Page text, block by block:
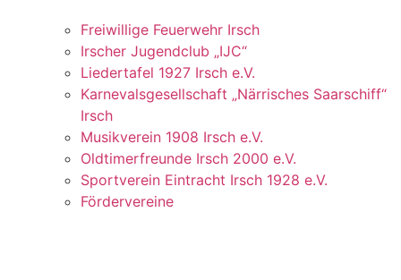
Freiwillige Feuerwehr Irsch
Irscher Jugendclub „IJC“
Liedertafel 1927 Irsch e.V.
Karnevalsgesellschaft „Närrisches Saarschiff“
Irsch
Musikverein 1908 Irsch e.V.
Oldtimerfreunde Irsch 2000 e.V.
Sportverein Eintracht Irsch 1928 e.V.
Fördervereine